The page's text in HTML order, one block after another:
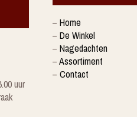
uur
– Home
– De Winkel
– Nagedachten
–Assortiment
– Contact